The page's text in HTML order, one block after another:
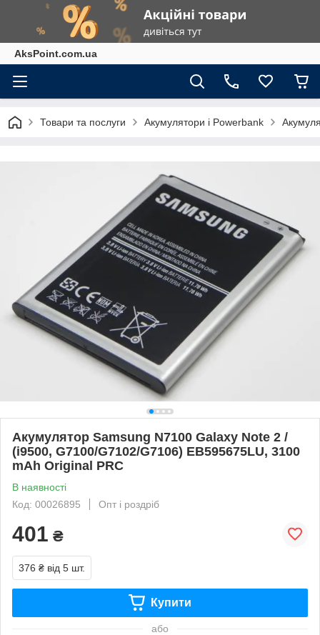
AksPoint.com.ua
Товари та послуги Акумулятори і Powerbank
Акумулятор Samsung N7100 Galaxy Note 2 /
(i9500, G7100/G7102/G7106) EB595675LU, 3100
mAh Original PRC
В наявності
Код: 00026895
Опт і роздріб
401 ₴
376 ₴ від 5 шт.
Купити
або